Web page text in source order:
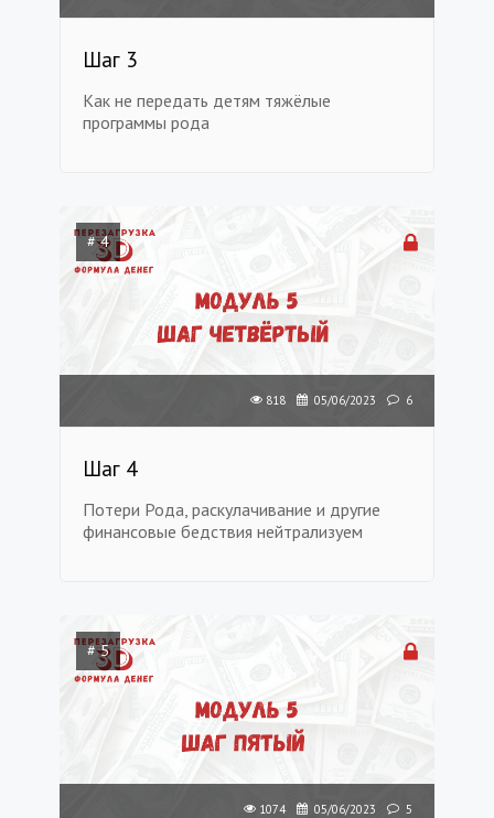
Шаг 3
Как не передать детям тяжёлые
программы рода
# 4
6
05/06/2023
818
Шаг 4
Потери Рода, раскулачивание и другие
финансовые бедствия нейтрализуем
# 5
5
05/06/2023
1074